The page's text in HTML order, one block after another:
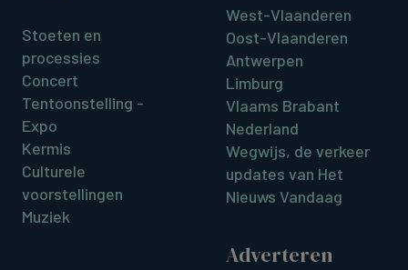
Stoeten en
processies
Concert
Tentoonstelling -
Expo
Kermis
Culturele
voorstellingen
Muziek
West-Vlaanderen
Oost-Vlaanderen
Antwerpen
Limburg
Vlaams Brabant
Nederland
Wegwijs, de verkeer
updates van Het
Nieuws Vandaag
Adverteren